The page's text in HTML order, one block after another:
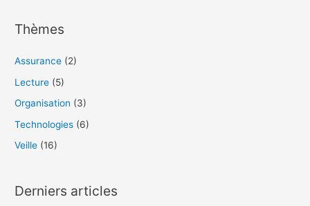
h
e
r
Thèmes
Assurance (2)
Lecture (5)
Organisation (3)
Technologies (6)
Veille (16)
Derniers articles